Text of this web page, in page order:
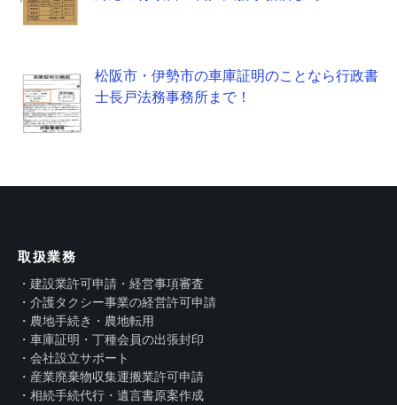
松阪市・伊勢市の車庫証明のことなら行政書
士長戸法務事務所まで！
取扱業務
・建設業許可申請・経営事項審査
・介護タクシー事業の経営許可申請
・農地手続き・農地転用
・車庫証明・丁種会員の出張封印
・会社設立サポート
・産業廃棄物収集運搬業許可申請
・相続手続代行・遺言書原案作成